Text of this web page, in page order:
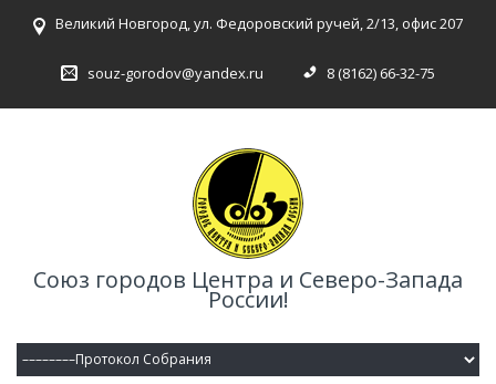
Великий Новгород, ул. Федоровский ручей, 2/13, офис 207
souz-gorodov@yandex.ru 8 (8162) 66-32-75
Союз городов Центра и Северо-Запада
России!